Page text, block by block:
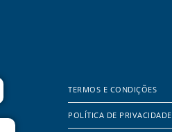
TERMOS E CONDIÇÕES
POLÍTICA DE PRIVACIDADE